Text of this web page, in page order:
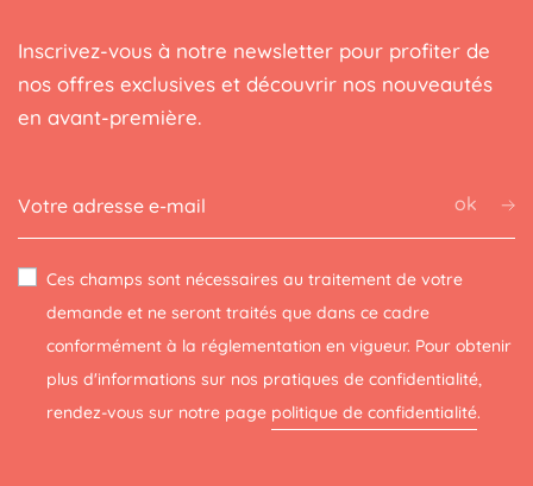
Inscrivez-vous à notre newsletter pour profiter de
nos offres exclusives et découvrir nos nouveautés
en avant-première.
ok
Ces champs sont nécessaires au traitement de votre
demande et ne seront traités que dans ce cadre
conformément à la réglementation en vigueur. Pour obtenir
plus d'informations sur nos pratiques de confidentialité,
rendez-vous sur notre page politique de confidentialité.